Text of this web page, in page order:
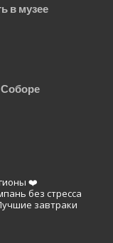
в музее
❤️
без стресса
завтраки